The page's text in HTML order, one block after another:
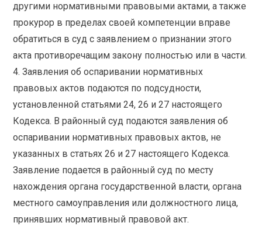
другими нормативными правовыми актами, а также
прокурор в пределах своей компетенции вправе
обратиться в суд с заявлением о признании этого
акта противоречащим закону полностью или в части.
4. Заявления об оспаривании нормативных
правовых актов подаются по подсудности,
установленной статьями 24, 26 и 27 настоящего
Кодекса. В районный суд подаются заявления об
оспаривании нормативных правовых актов, не
указанных в статьях 26 и 27 настоящего Кодекса.
Заявление подается в районный суд по месту
нахождения органа государственной власти, органа
местного самоуправления или должностного лица,
принявших нормативный правовой акт.